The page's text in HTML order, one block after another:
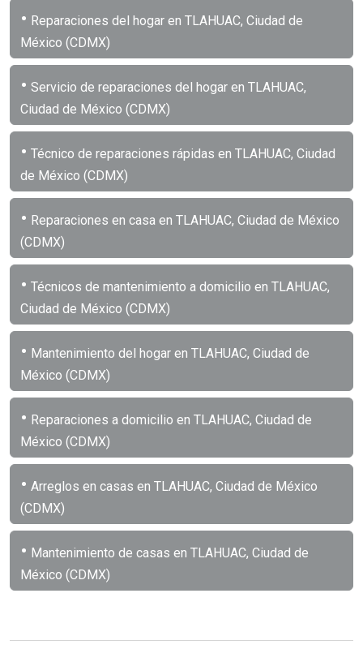
• Reparaciones del hogar en TLAHUAC, Ciudad de
México (CDMX)
• Servicio de reparaciones del hogar en TLAHUAC,
Ciudad de México (CDMX)
• Técnico de reparaciones rápidas en TLAHUAC, Ciudad
de México (CDMX)
• Reparaciones en casa en TLAHUAC, Ciudad de México
(CDMX)
• Técnicos de mantenimiento a domicilio en TLAHUAC,
Ciudad de México (CDMX)
• Mantenimiento del hogar en TLAHUAC, Ciudad de
México (CDMX)
• Reparaciones a domicilio en TLAHUAC, Ciudad de
México (CDMX)
• Arreglos en casas en TLAHUAC, Ciudad de México
(CDMX)
• Mantenimiento de casas en TLAHUAC, Ciudad de
México (CDMX)